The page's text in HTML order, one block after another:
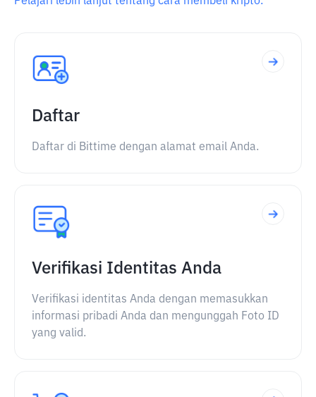
Daftar
Daftar di Bittime dengan alamat email Anda.
Verifikasi Identitas Anda
Verifikasi identitas Anda dengan memasukkan
informasi pribadi Anda dan mengunggah Foto ID
yang valid.